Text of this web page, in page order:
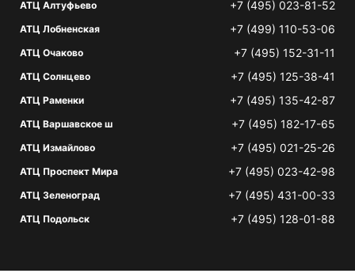
АТЦ Алтуфьево +7 (495) 023-81-52
АТЦ Лобненская +7 (499) 110-53-06
АТЦ Очаково +7 (495) 152-31-11
АТЦ Солнцево +7 (495) 125-38-41
АТЦ Раменки +7 (495) 135-42-87
АТЦ Варшавское ш +7 (495) 182-17-65
АТЦ Измайлово +7 (495) 021-25-26
АТЦ Проспект Мира +7 (495) 023-42-98
АТЦ Зеленоград +7 (495) 431-00-33
АТЦ Подольск +7 (495) 128-01-88